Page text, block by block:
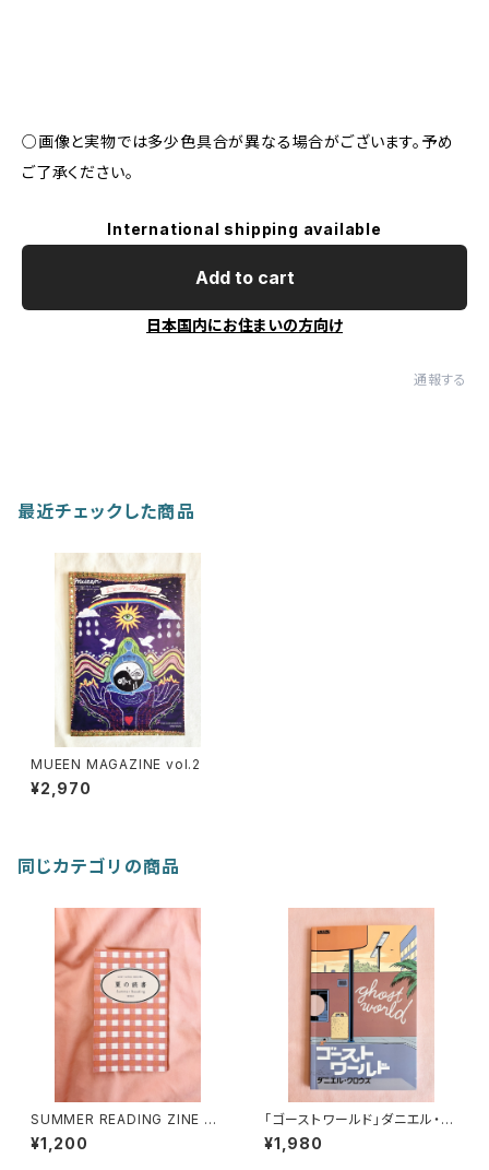
○画像と実物では多少色具合が異なる場合がございます。予め
ご了承ください。
International shipping available
Add to cart
日本国内にお住まいの方向け
通報する
最近チェックした商品
MUEEN MAGAZINE vol.2
¥2,970
同じカテゴリの商品
SUMMER READING ZINE 20
26
¥1,200
「ゴーストワールド」ダニエル・ク
ロウズ
¥1,980